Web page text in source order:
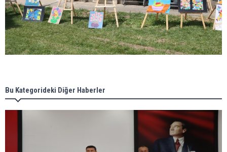
Bu Kategorideki Diğer Haberler